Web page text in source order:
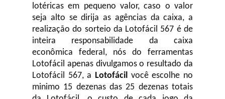
lotéricas em pequeno valor, caso o valor
seja alto se dirija as agências da caixa, a
realização do sorteio da Lotofácil 567 é de
inteira responsabilidade da caixa
econômica federal, nós do ferramentas
Lotofácil apenas divulgamos o resultado da
Lotofácil 567, a Lotofácil você escolhe no
minimo 15 dezenas das 25 dezenas totais